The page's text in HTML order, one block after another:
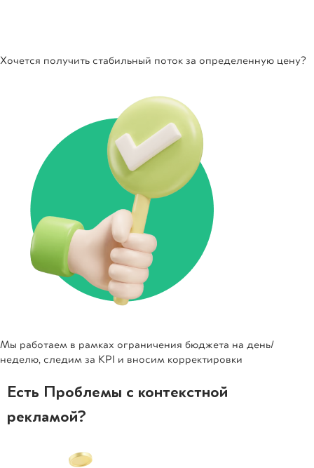
Хочется получить стабильный поток за определенную цену?
Мы работаем в рамках ограничения бюджета на день/
неделю, следим за KPI и вносим корректировки
Есть Проблемы с контекстной
рекламой?